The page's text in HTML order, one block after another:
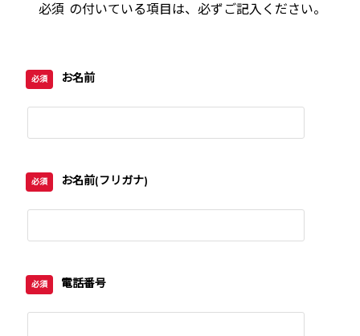
必須 の付いている項目は、必ずご記入ください。
必須 お名前
必須 お名前(フリガナ)
必須 電話番号